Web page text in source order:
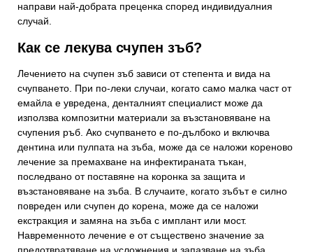
направи най-добрата преценка според индивидуалния
случай.
Как се лекува счупен зъб?
Лечението на счупен зъб зависи от степента и вида на
счупването. При по-леки случаи, когато само малка част от
емайла е увредена, денталният специалист може да
използва композитни материали за възстановяване на
счупения ръб. Ако счупването е по-дълбоко и включва
дентина или пулпата на зъба, може да се наложи кореново
лечение за премахване на инфектираната тъкан,
последвано от поставяне на коронка за защита и
възстановяване на зъба. В случаите, когато зъбът е силно
повреден или счупен до корена, може да се наложи
екстракция и замяна на зъба с имплант или мост.
Навременното лечение е от съществено значение за